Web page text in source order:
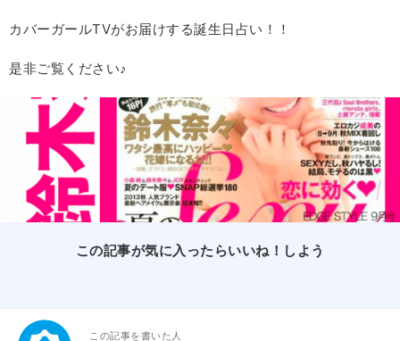
カバーガールTVがお届けする誕生日占い！！
是非ご覧ください♪
この記事が気に入ったらいいね！しよう
この記事を書いた人